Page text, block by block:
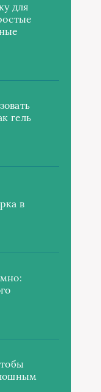
для
гель
в